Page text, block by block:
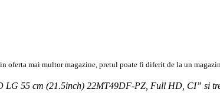
oferta mai multor magazine, pretul poate fi diferit de la un
LG 55 cm (21.5inch) 22MT49DF-PZ, Full HD , CI” si